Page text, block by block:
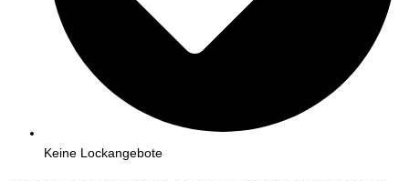
Keine Lockangebote